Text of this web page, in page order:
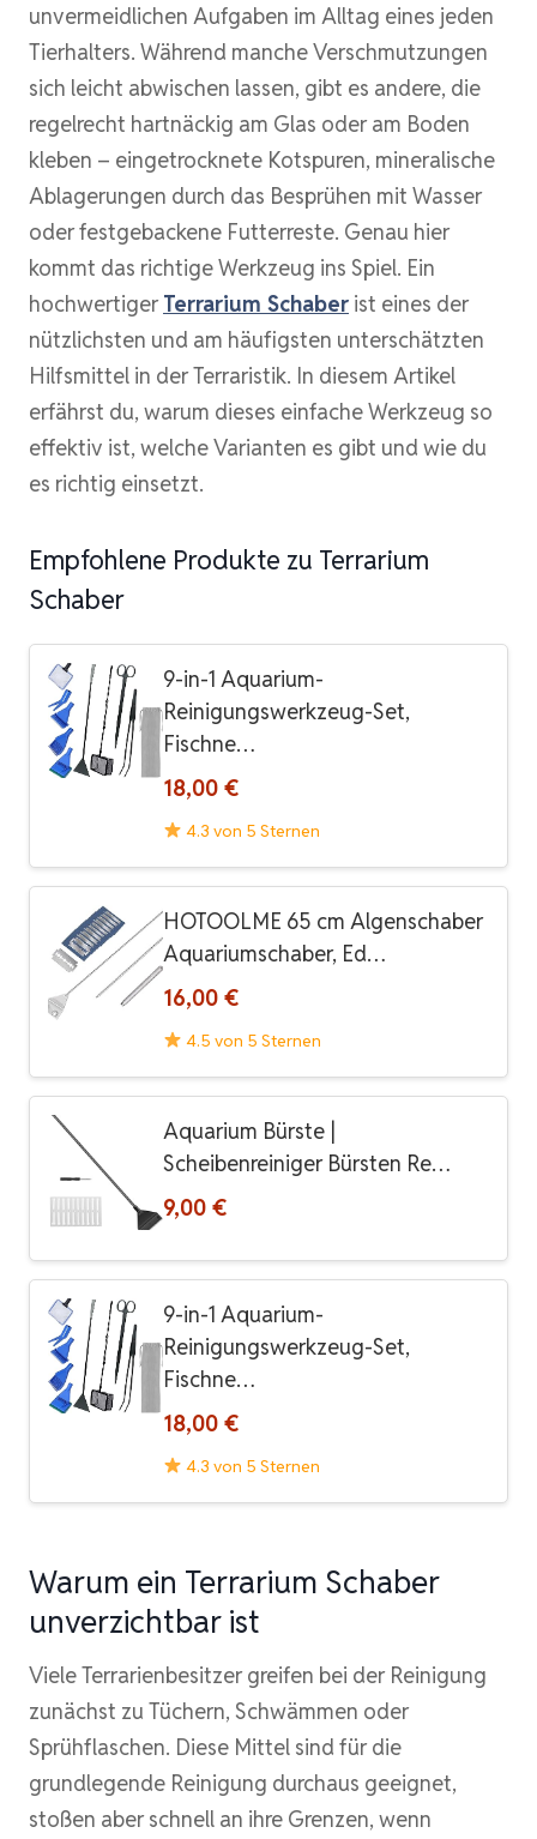
unvermeidlichen Aufgaben im Alltag eines jeden
Tierhalters. Während manche Verschmutzungen
sich leicht abwischen lassen, gibt es andere, die
regelrecht hartnäckig am Glas oder am Boden
kleben – eingetrocknete Kotspuren, mineralische
Ablagerungen durch das Besprühen mit Wasser
oder festgebackene Futterreste. Genau hier
kommt das richtige Werkzeug ins Spiel. Ein
hochwertigerTerrarium Schaber ist eines der
nützlichsten und am häufigsten unterschätzten
Hilfsmittel in der Terraristik. In diesem Artikel
erfährst du, warum dieses einfache Werkzeug so
effektiv ist, welche Varianten es gibt und wie du
es richtig einsetzt.
Empfohlene Produkte zu Terrarium
Schaber
9-in-1 Aquarium-
Reinigungswerkzeug-Set,
Fischne…
18,00 €
4.3 von 5 Sternen
HOTOOLME 65 cm Algenschaber
Aquariumschaber, Ed…
16,00 €
4.5 von 5 Sternen
Aquarium Bürste |
Scheibenreiniger Bürsten Re…
9,00 €
9-in-1 Aquarium-
Reinigungswerkzeug-Set,
Fischne…
18,00 €
4.3 von 5 Sternen
Warum ein Terrarium Schaber
unverzichtbar ist
Viele Terrarienbesitzer greifen bei der Reinigung
zunächst zu Tüchern, Schwämmen oder
Sprühflaschen. Diese Mittel sind für die
grundlegende Reinigung durchaus geeignet,
stoßen aber schnell an ihre Grenzen, wenn